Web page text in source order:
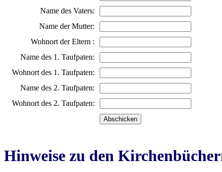
Name des Vaters:
Name der Mutter:
Wohnort der Eltern :
Name des 1. Taufpaten:
Wohnort des 1. Taufpaten:
Name des 2. Taufpaten:
Wohnort des 2. Taufpaten:
Hinweise zu den